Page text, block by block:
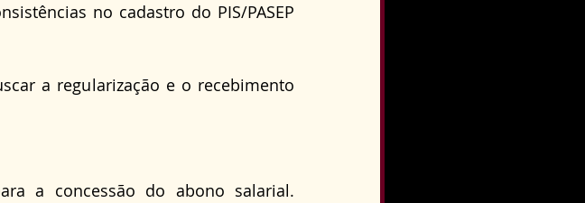
no cadastro do PIS/PASEP
a regularização e o recebimento
a concessão do abono salarial.